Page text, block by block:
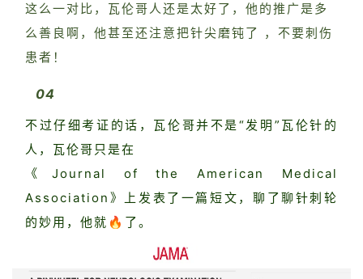
这么一对比，瓦伦哥人还是太好了，他的推广是多
么善良啊，他甚至还注意把针尖磨钝了 ，不要刺伤
患者！
04
不过仔细考证的话，瓦伦哥并不是“发明”瓦伦针的
人，瓦伦哥只是在
《Journal of the American Medical
Association》上发表了一篇短文，聊了聊针刺轮
的妙用，他就🔥了。